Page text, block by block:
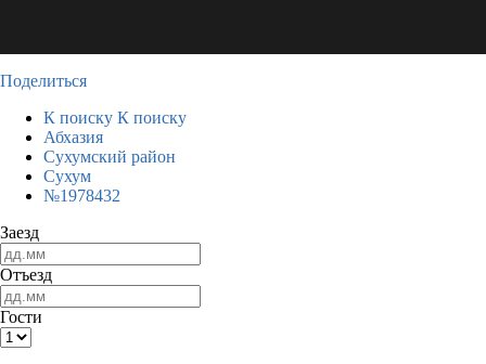
Поделиться
К поиску К поиску
Абхазия
Сухумский район
Сухум
№1978432
Заезд
Отъезд
Гости